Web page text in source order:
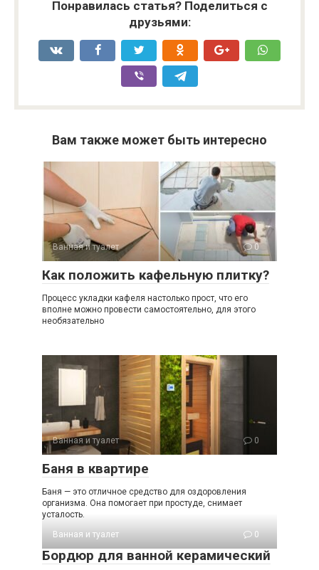
Понравилась статья? Поделиться с
друзьями:
Вам также может быть интересно
Ванная и туалет 0
Как положить кафельную плитку?
Процесс укладки кафеля настолько прост, что его
вполне можно провести самостоятельно, для этого
необязательно
Ванная и туалет 0
Баня в квартире
Баня — это отличное средство для оздоровления
организма. Она помогает при простуде, снимает
усталость.
Ванная и туалет
0
Бордюр для ванной керамический